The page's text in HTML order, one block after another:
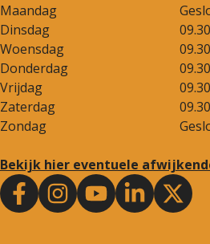
Maandag
Dinsdag
Woensdag
Donderdag
Vrijdag
Zaterdag
Zondag
Bekijk hier eventuele